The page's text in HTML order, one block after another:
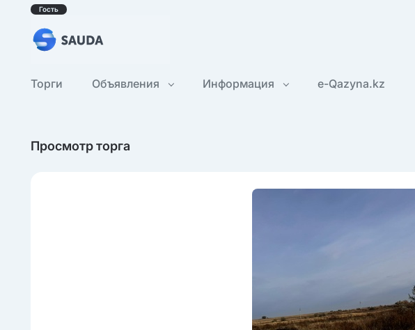
Гость
Торги Объявления Информация e-Qazyna.kz
Просмотр торга